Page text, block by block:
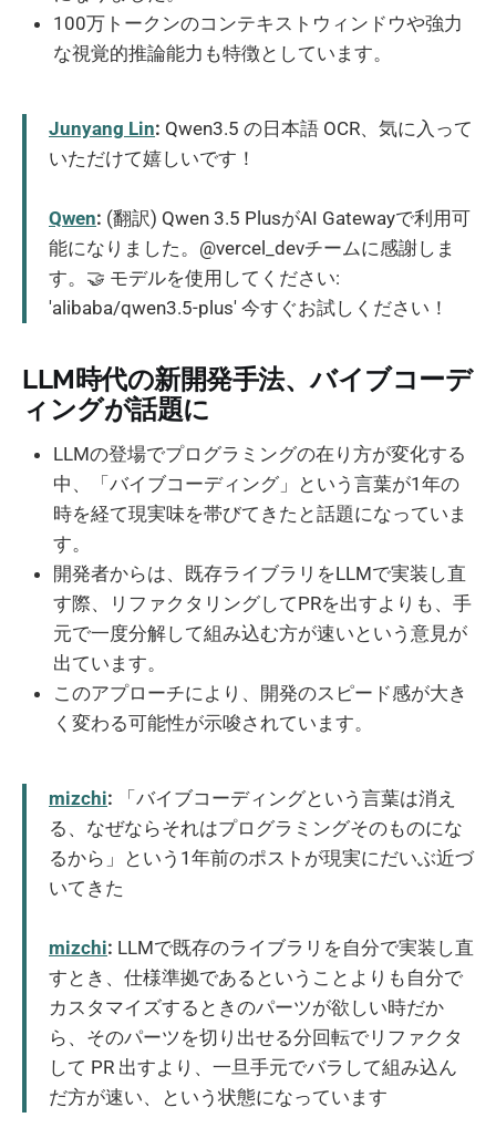
100万トークンのコンテキストウィンドウや強力
な視覚的推論能力も特徴としています。
Junyang Lin: Qwen3.5 の日本語 OCR、気に入って
いただけて嬉しいです！
Qwen: (翻訳) Qwen 3.5 PlusがAI Gatewayで利用可
能になりました。@vercel_devチームに感謝しま
す。🤝 モデルを使用してください:
'alibaba/qwen3.5-plus' 今すぐお試しください！
LLM時代の新開発手法、バイブコーデ
ィングが話題に
LLMの登場でプログラミングの在り方が変化する
中、「バイブコーディング」という言葉が1年の
時を経て現実味を帯びてきたと話題になっていま
す。
開発者からは、既存ライブラリをLLMで実装し直
す際、リファクタリングしてPRを出すよりも、手
元で一度分解して組み込む方が速いという意見が
出ています。
このアプローチにより、開発のスピード感が大き
く変わる可能性が示唆されています。
mizchi: 「バイブコーディングという言葉は消え
る、なぜならそれはプログラミングそのものにな
るから」という1年前のポストが現実にだいぶ近づ
いてきた
mizchi: LLMで既存のライブラリを自分で実装し直
すとき、仕様準拠であるということよりも自分で
カスタマイズするときのパーツが欲しい時だか
ら、そのパーツを切り出せる分回転でリファクタ
して PR 出すより、一旦手元でバラして組み込ん
だ方が速い、という状態になっています